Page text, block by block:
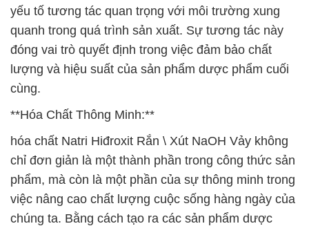
yếu tố tương tác quan trọng với môi trường xung
quanh trong quá trình sản xuất. Sự tương tác này
đóng vai trò quyết định trong việc đảm bảo chất
lượng và hiệu suất của sản phẩm dược phẩm cuối
cùng.
**Hóa Chất Thông Minh:**
hóa chất Natri Hiđroxit Rắn \ Xút NaOH Vảy không
chỉ đơn giản là một thành phần trong công thức sản
phẩm, mà còn là một phần của sự thông minh trong
việc nâng cao chất lượng cuộc sống hàng ngày của
chúng ta. Bằng cách tạo ra các sản phẩm dược